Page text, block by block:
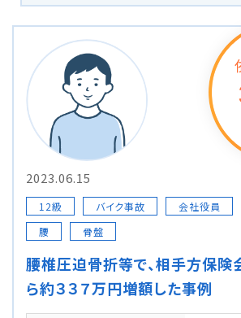
2023.06.15
12級 バイク事故 会社役員
腰
骨盤
腰椎圧迫骨折等で、相手方保険
ら約３３７万円増額した事例